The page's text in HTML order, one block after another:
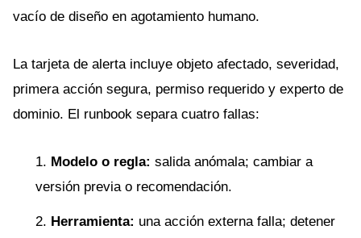
vacío de diseño en agotamiento humano.
La tarjeta de alerta incluye objeto afectado, severidad,
primera acción segura, permiso requerido y experto de
dominio. El runbook separa cuatro fallas:
Modelo o regla: salida anómala; cambiar a
versión previa o recomendación.
Herramienta: una acción externa falla; detener